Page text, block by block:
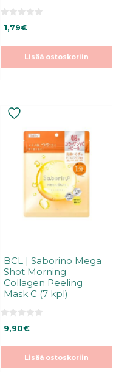
0
s
1,79€
Lisää ostoskoriin
BCL | Saborino Mega
Shot Morning
Collagen Peeling
Mask C (7 kpl)
5
s
9,90€
Lisää ostoskoriin